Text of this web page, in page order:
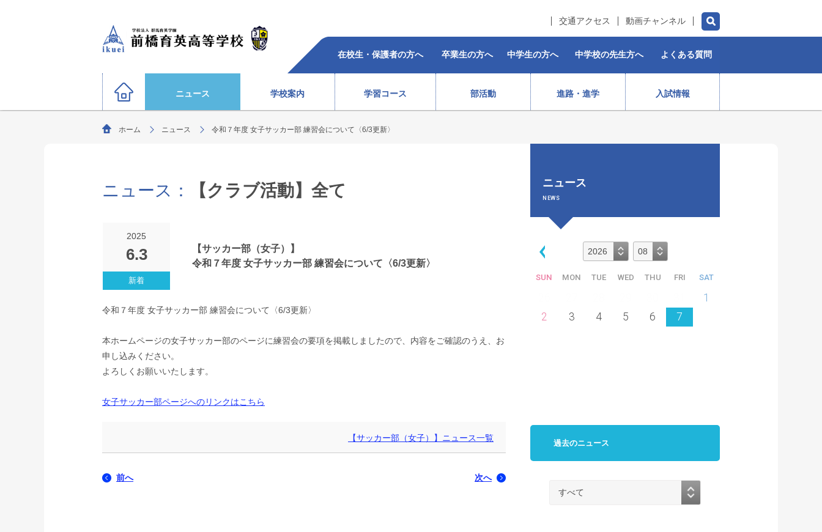
交通アクセス 動画チャンネル
在校生・保護者の方へ 卒業生の方へ 中学生の方へ 中学校の先生方へ よくある質問
ニュース 学校案内 学習コース 部活動 進路・進学 入試情報
ごあいさつ 教育理念・生徒心得 校歌・沿革 施設紹介
進路指導 サポート体制 費用(入学前・授業料等) 出身生徒データ
特別進学コース
（選抜クラス・特進クラス）
総合進学コース 保育コース
バスケットボール部（男子）
テニス部（男子） バスケットボール部（女子）
柔道部（男子）
テニス部（女子）
ソフトボール部（女子）
部活動方針
オープンスクール
ホーム ニュース 令和７年度 女子サッカー部 練習会について〈6/3更新〉
ニュース： 【クラブ活動】全て
2025
6.3
【サッカー部（女子）】
令和７年度 女子サッカー部 練習会について〈6/3更新〉
令和７年度 女子サッカー部 練習会について〈6/3更新〉
本ホームページの女子サッカー部のページに練習会の要項を掲載しましたので、内容をご確認のうえ、お
申し込みください。
よろしくお願いいたします。
女子サッカー部ページへのリンクはこちら
【サッカー部（女子）】ニュース一覧
前へ 次へ
ニュース
NEWS
SUN MON TUE WED THU FRI SAT
1
2
3 4 5 6 7
過去のニュース